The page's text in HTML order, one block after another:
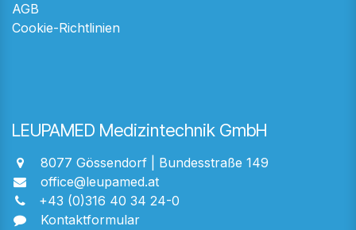
AGB
Cookie-Richtlinien
LEUPAMED Medizintechnik GmbH
8077 Gössendorf | Bundesstraße 149
office@leupamed.at
+43 (0)316 40 34 24-0
Kontaktformular